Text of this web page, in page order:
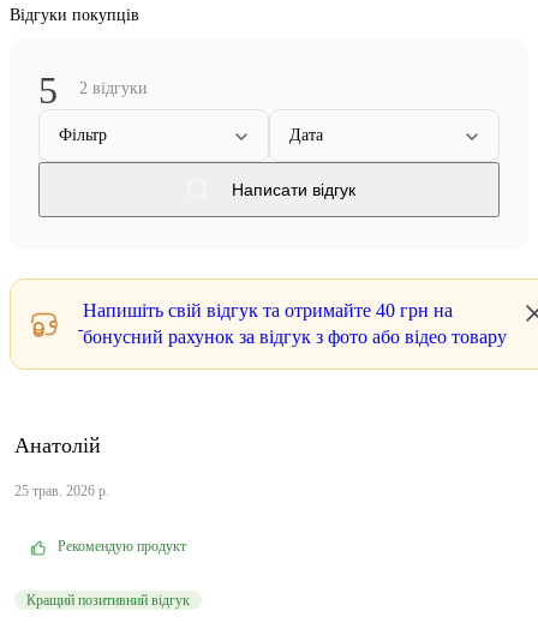
Відгуки покупців
5 2 відгуки
Фільтр Дата
Написати відгук
Напишіть свій відгук та отримайте 40 грн на
бонусний рахунок за відгук з фото або відео товару
Анатолій
25 трав. 2026 р.
Рекомендую продукт
Кращий позитивний відгук